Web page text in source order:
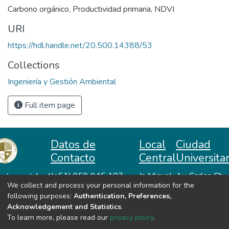
Carbono orgánico, Productividad primaria, NDVI
URI
https://hdl.handle.net/20.500.14388/53
Collections
Ingeniería y Gestión Ambiental
Full item page
Huanta
Datos de
Contacto
(+51) 959 945 107
repositorio@unah.edu.pe
https://www.unah.edu.pe
Local
Central
Jr. Miguel
Lazón No
370
Huanta -
Ayacucho
Ciudad
Av. Carlos Ch.
Hiraoka
We collect and process your personal information for the
following purposes: Authentication, Preferences,
Acknowledgement and Statistics.
To learn more, please read our privacy policy.